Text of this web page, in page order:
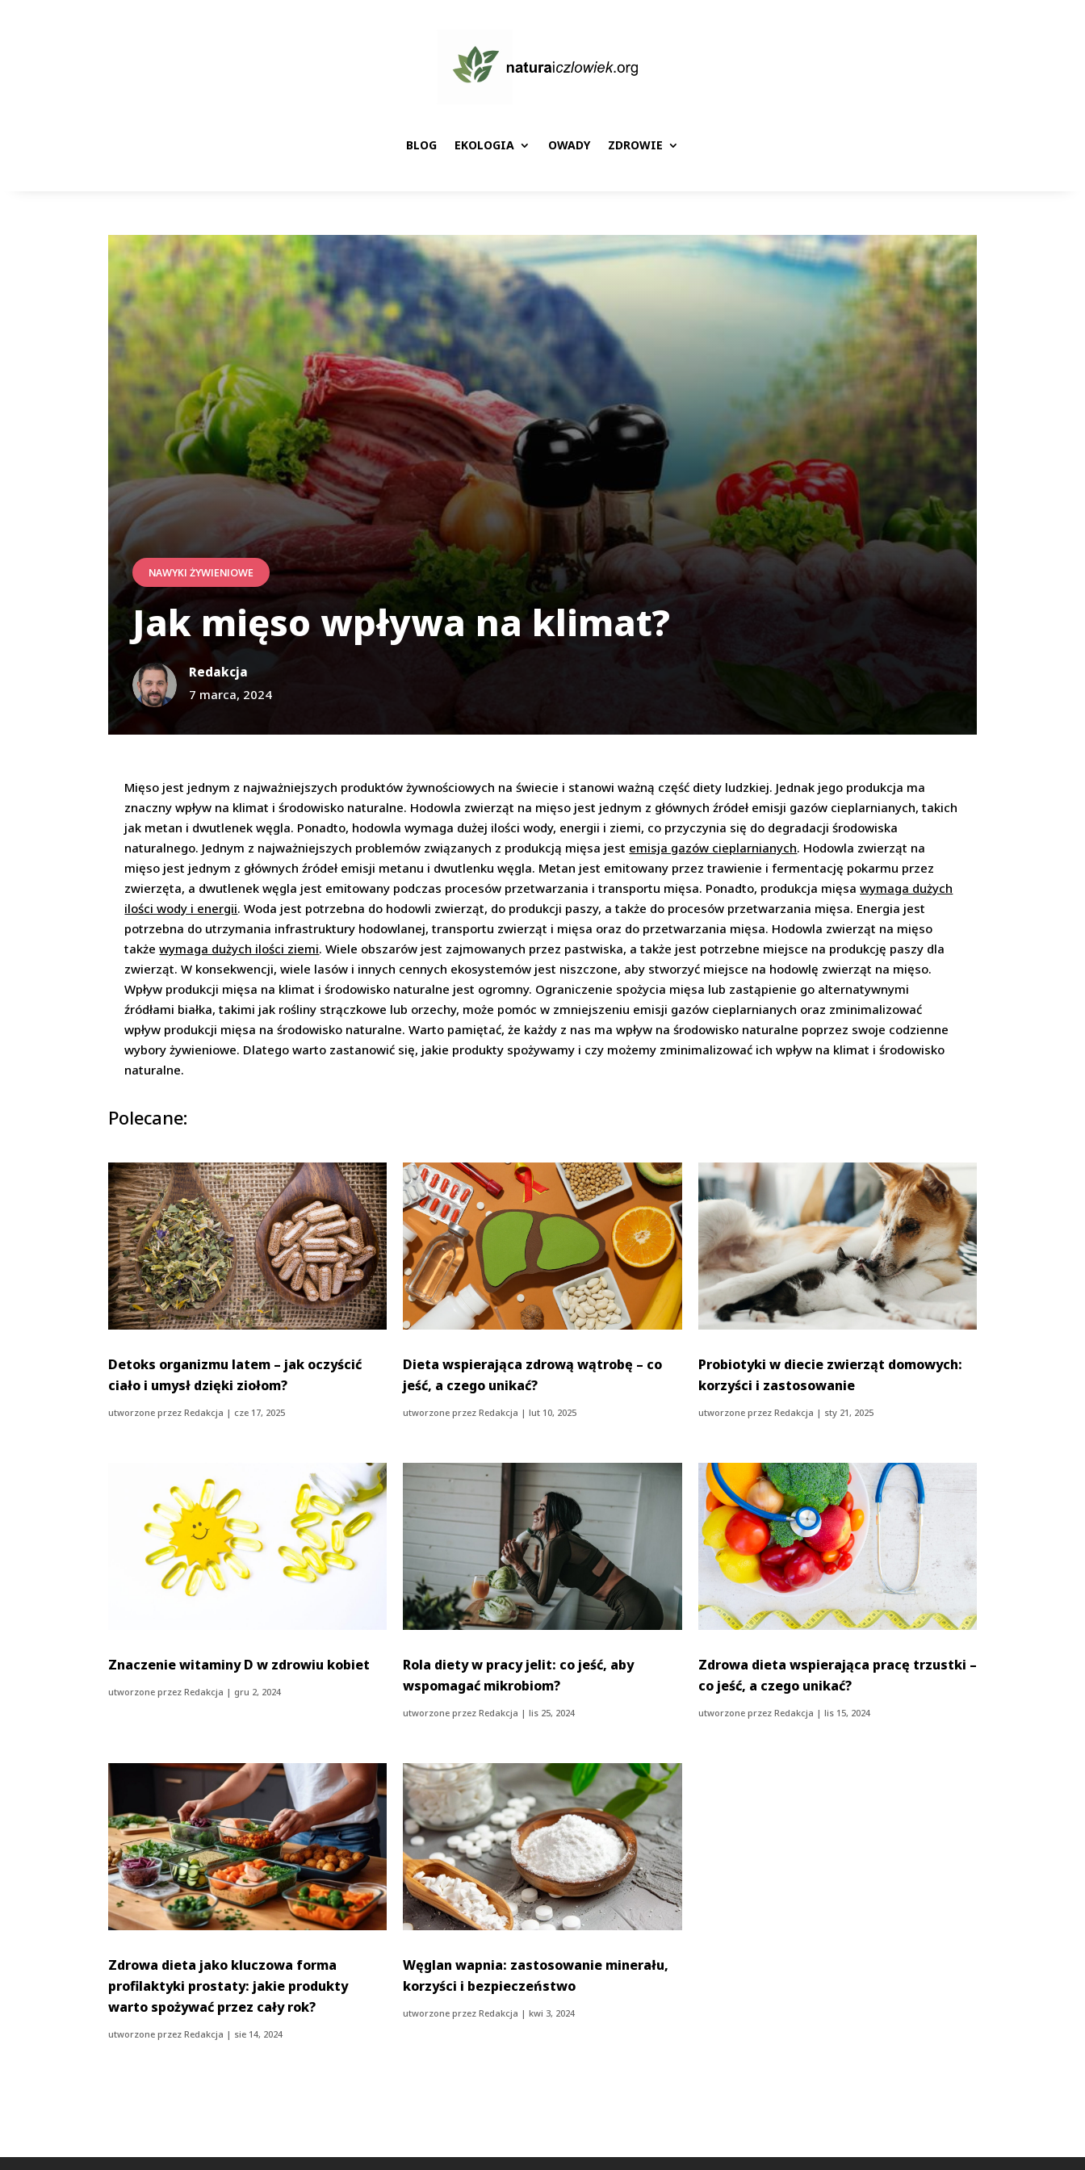
BLOG EKOLOGIA OWADY ZDROWIE
NAWYKI ŻYWIENIOWE
Jak mięso wpływa na klimat?
Redakcja
7 marca, 2024
Mięso jest jednym z najważniejszych produktów żywnościowych na świecie i stanowi ważną część diety ludzkiej. Jednak jego produkcja ma
znaczny wpływ na klimat i środowisko naturalne. Hodowla zwierząt na mięso jest jednym z głównych źródeł emisji gazów cieplarnianych, takich
jak metan i dwutlenek węgla. Ponadto, hodowla wymaga dużej ilości wody, energii i ziemi, co przyczynia się do degradacji środowiska
naturalnego. Jednym z najważniejszych problemów związanych z produkcją mięsa jest emisja gazów cieplarnianych. Hodowla zwierząt na
mięso jest jednym z głównych źródeł emisji metanu i dwutlenku węgla. Metan jest emitowany przez trawienie i fermentację pokarmu przez
zwierzęta, a dwutlenek węgla jest emitowany podczas procesów przetwarzania i transportu mięsa. Ponadto, produkcja mięsawymaga dużych
ilości wody i energii. Woda jest potrzebna do hodowli zwierząt, do produkcji paszy, a także do procesów przetwarzania mięsa. Energia jest
potrzebna do utrzymania infrastruktury hodowlanej, transportu zwierząt i mięsa oraz do przetwarzania mięsa. Hodowla zwierząt na mięso
takżewymaga dużych ilości ziemi. Wiele obszarów jest zajmowanych przez pastwiska, a także jest potrzebne miejsce na produkcję paszy dla
zwierząt. W konsekwencji, wiele lasów i innych cennych ekosystemów jest niszczone, aby stworzyć miejsce na hodowlę zwierząt na mięso.
Wpływ produkcji mięsa na klimat i środowisko naturalne jest ogromny. Ograniczenie spożycia mięsa lub zastąpienie go alternatywnymi
źródłami białka, takimi jak rośliny strączkowe lub orzechy, może pomóc w zmniejszeniu emisji gazów cieplarnianych oraz zminimalizować
wpływ produkcji mięsa na środowisko naturalne. Warto pamiętać, że każdy z nas ma wpływ na środowisko naturalne poprzez swoje codzienne
wybory żywieniowe. Dlatego warto zastanowić się, jakie produkty spożywamy i czy możemy zminimalizować ich wpływ na klimat i środowisko
naturalne.
Polecane:
Detoks organizmu latem – jak oczyścić
ciało i umysł dzięki ziołom?
utworzone przezRedakcja | cze 17, 2025
Dieta wspierająca zdrową wątrobę – co
jeść, a czego unikać?
utworzone przezRedakcja |lut 10, 2025
Probiotyki w diecie zwierząt domowych:
korzyści i zastosowanie
utworzone przez Redakcja | sty 21, 2025
Znaczenie witaminy D w zdrowiu kobiet
utworzone przezRedakcja | gru 2, 2024
Rola diety w pracy jelit: co jeść, aby
wspomagać mikrobiom?
utworzone przezRedakcja |lis 25, 2024
Zdrowa dieta wspierająca pracę trzustki –
co jeść, a czego unikać?
utworzone przez Redakcja | lis 15, 2024
Zdrowa dieta jako kluczowa forma
profilaktyki prostaty: jakie produkty
warto spożywać przez cały rok?
utworzone przezRedakcja | sie 14, 2024
Węglan wapnia: zastosowanie minerału,
korzyści i bezpieczeństwo
utworzone przezRedakcja |kwi 3, 2024